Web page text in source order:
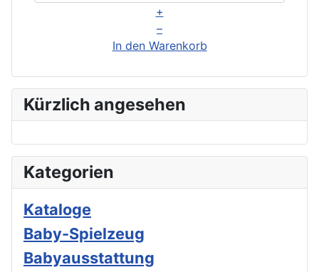
+
–
In den Warenkorb
Kürzlich angesehen
Kategorien
Kataloge
Baby-Spielzeug
Babyausstattung